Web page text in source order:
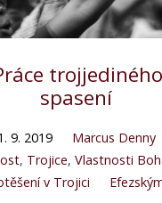
spasení
9. 2019
Marcus Denny
, Trojice, Vlastnosti
v Trojici